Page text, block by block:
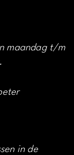
maandag t/m
in de